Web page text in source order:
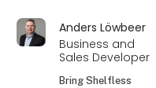
Anders Löwbeer
Business and
Sales Developer
Bring Shelfless